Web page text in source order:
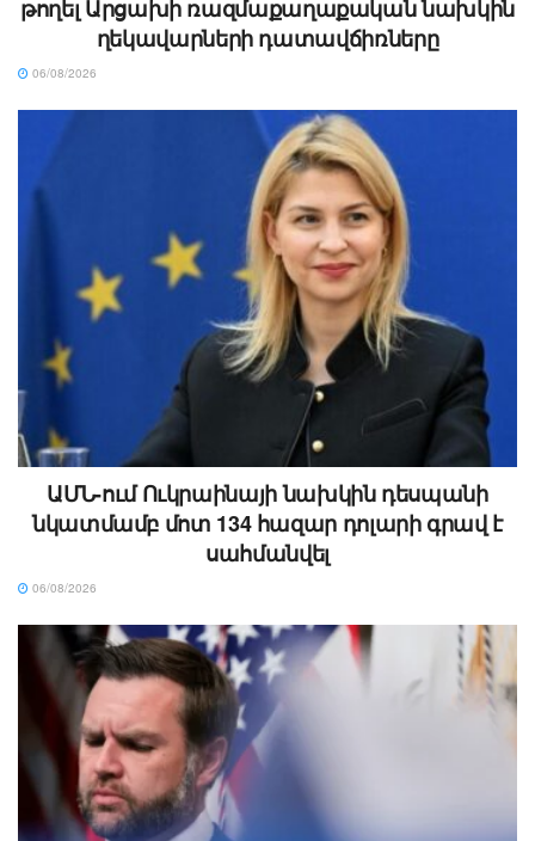
թողել Արցախի ռազմաքաղաքական նախկին
ղեկավարների դատավճիռները
06/08/2026
ԱՄՆ-ում Ուկրաինայի նախկին դեսպանի
նկատմամբ մոտ 134 հազար դոլարի գրավ է
սահմանվել
06/08/2026